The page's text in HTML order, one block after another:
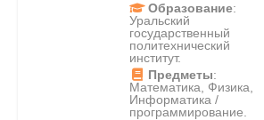
Образование:
Уральский
государственный
политехнический
институт.
Предметы:
Математика, Физика,
Информатика /
программирование.